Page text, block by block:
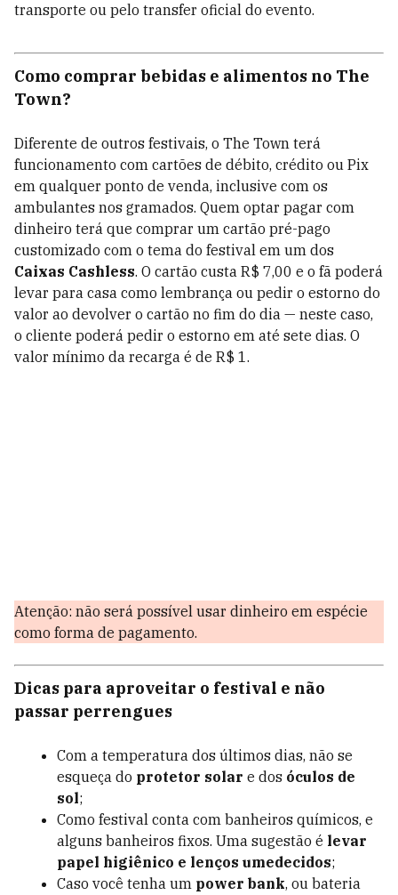
transporte ou pelo transfer oficial do evento.
Como comprar bebidas e alimentos no The
Town?
Diferente de outros festivais, o The Town terá
funcionamento com cartões de débito, crédito ou Pix
em qualquer ponto de venda, inclusive com os
ambulantes nos gramados. Quem optar pagar com
dinheiro terá que comprar um cartão pré-pago
customizado com o tema do festival em um dos
Caixas Cashless. O cartão custa R$ 7,00 e o fã poderá
levar para casa como lembrança ou pedir o estorno do
valor ao devolver o cartão no fim do dia — neste caso,
o cliente poderá pedir o estorno em até sete dias. O
valor mínimo da recarga é de R$ 1.
Atenção: não será possível usar dinheiro em espécie
como forma de pagamento.
Dicas para aproveitar o festival e não
passar perrengues
Com a temperatura dos últimos dias, não se
esqueça do protetor solar e dos óculos de
sol;
Como festival conta com banheiros químicos, e
alguns banheiros fixos. Uma sugestão é levar
papel higiênico e lenços umedecidos;
Caso você tenha um power bank, ou bateria